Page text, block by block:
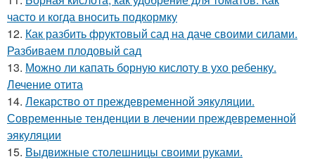
часто и когда вносить подкормку
12. Как разбить фруктовый сад на даче своими силами.
Разбиваем плодовый сад
13. Можно ли капать борную кислоту в ухо ребенку.
Лечение отита
14. Лекарство от преждевременной эякуляции.
Современные тенденции в лечении преждевременной
эякуляции
15. Выдвижные столешницы своими руками.